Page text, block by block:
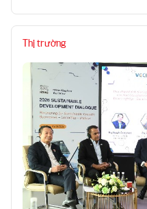
Thị trường